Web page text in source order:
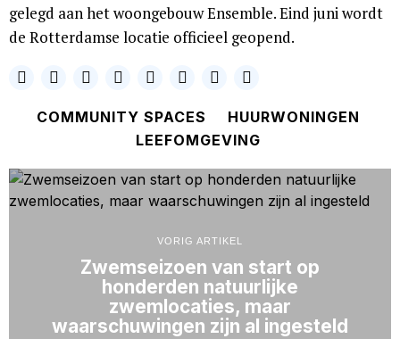
gelegd aan het woongebouw Ensemble. Eind juni wordt
de Rotterdamse locatie officieel geopend.
COMMUNITY SPACES
HUURWONINGEN
LEEFOMGEVING
VORIG ARTIKEL
Zwemseizoen van start op
honderden natuurlijke
zwemlocaties, maar
waarschuwingen zijn al ingesteld